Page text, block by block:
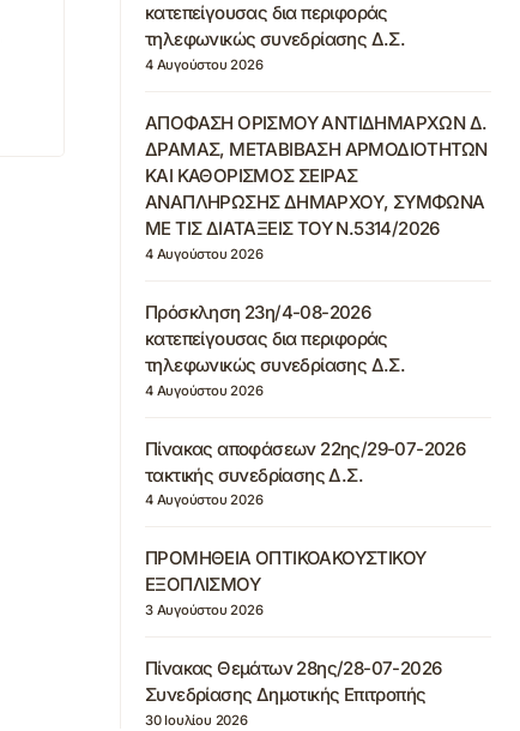
κατεπείγουσας δια περιφοράς
τηλεφωνικώς συνεδρίασης Δ.Σ.
4 Αυγούστου 2026
ΑΠΟΦΑΣΗ ΟΡΙΣΜΟΥ ΑΝΤΙΔΗΜΑΡΧΩΝ Δ.
ΔΡΑΜΑΣ, ΜΕΤΑΒΙΒΑΣΗ ΑΡΜΟΔΙΟΤΗΤΩΝ
ΚΑΙ ΚΑΘΟΡΙΣΜΟΣ ΣΕΙΡΑΣ
ΑΝΑΠΛΗΡΩΣΗΣ ΔΗΜΑΡΧΟΥ, ΣΥΜΦΩΝΑ
ΜΕ ΤΙΣ ΔΙΑΤΑΞΕΙΣ ΤΟΥ Ν.5314/2026
4 Αυγούστου 2026
Πρόσκληση 23η/4-08-2026
κατεπείγουσας δια περιφοράς
τηλεφωνικώς συνεδρίασης Δ.Σ.
4 Αυγούστου 2026
Πίνακας αποφάσεων 22ης/29-07-2026
τακτικής συνεδρίασης Δ.Σ.
4 Αυγούστου 2026
ΠΡΟΜΗΘΕΙΑ ΟΠΤΙΚΟΑΚΟΥΣΤΙΚΟΥ
ΕΞΟΠΛΙΣΜΟΥ
3 Αυγούστου 2026
Πίνακας Θεμάτων 28ης/28-07-2026
Συνεδρίασης Δημοτικής Επιτροπής
30 Ιουλίου 2026